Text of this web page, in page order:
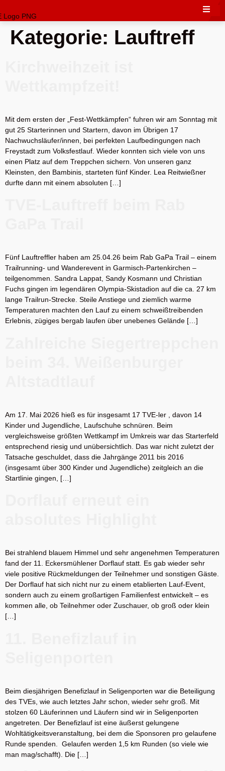
Kategorie: Lauftreff
Mit dem ersten der „Fest-Wettkämpfen“ fuhren wir am Sonntag mit
gut 25 Starterinnen und Startern, davon im Übrigen 17
Nachwuchsläufer/innen, bei perfekten Laufbedingungen nach
Freystadt zum Volksfestlauf. Wieder konnten sich viele von uns
einen Platz auf dem Treppchen sichern. Von unseren ganz
Kleinsten, den Bambinis, starteten fünf Kinder. Lea Reitwießner
durfte dann mit einem absoluten […]
Fünf Lauftreffler haben am 25.04.26 beim Rab GaPa Trail – einem
Trailrunning- und Wanderevent in Garmisch-Partenkirchen –
teilgenommen. Sandra Lappat, Sandy Kosmann und Christian
Fuchs gingen im legendären Olympia-Skistadion auf die ca. 27 km
lange Trailrun-Strecke. Steile Anstiege und ziemlich warme
Temperaturen machten den Lauf zu einem schweißtreibenden
Erlebnis, zügiges bergab laufen über unebenes Gelände […]
Am 17. Mai 2026 hieß es für insgesamt 17 TVE-ler , davon 14
Kinder und Jugendliche, Laufschuhe schnüren. Beim
vergleichsweise größten Wettkampf im Umkreis war das Starterfeld
entsprechend riesig und unübersichtlich. Das war nicht zuletzt der
Tatsache geschuldet, dass die Jahrgänge 2011 bis 2016
(insgesamt über 300 Kinder und Jugendliche) zeitgleich an die
Startlinie gingen, […]
Bei strahlend blauem Himmel und sehr angenehmen Temperaturen
fand der 11. Eckersmühlener Dorflauf statt. Es gab wieder sehr
viele positive Rückmeldungen der Teilnehmer und sonstigen Gäste.
Der Dorflauf hat sich nicht nur zu einem etablierten Lauf-Event,
sondern auch zu einem großartigen Familienfest entwickelt – es
kommen alle, ob Teilnehmer oder Zuschauer, ob groß oder klein
[…]
Beim diesjährigen Benefizlauf in Seligenporten war die Beteiligung
des TVEs, wie auch letztes Jahr schon, wieder sehr groß. Mit
stolzen 60 Läuferinnen und Läufern sind wir in Seligenporten
angetreten. Der Benefizlauf ist eine äußerst gelungene
Wohltätigkeitsveranstaltung, bei dem die Sponsoren pro gelaufene
Runde spenden. Gelaufen werden 1,5 km Runden (so viele wie
man mag/schafft). Die […]